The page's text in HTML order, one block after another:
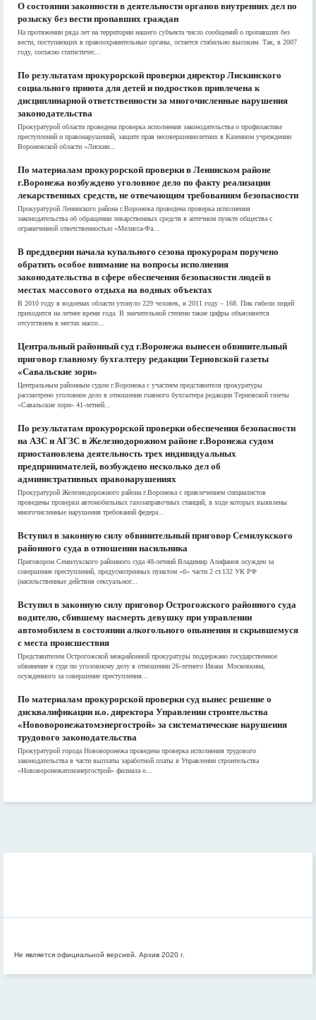
О состоянии законности в деятельности органов внутренних дел по
розыску без вести пропавших граждан
На протяжении ряда лет на территории нашего субъекта число сообщений о пропавших без
вести, поступающих в правоохранительные органы, остается стабильно высоким. Так, в 2007
году, согласно статистичес...
По результатам прокурорской проверки директор Лискинского
социального приюта для детей и подростков привлечена к
дисциплинарной ответственности за многочисленные нарушения
законодательства
Прокуратурой области проведена проверка исполнения законодательства о профилактике
преступлений и правонарушений, защите прав несовершеннолетних в Казенном учреждении
Воронежской области «Лискин...
По материалам прокурорской проверки в Ленинском районе
г.Воронежа возбуждено уголовное дело по факту реализации
лекарственных средств, не отвечающим требованиям безопасности
Прокуратурой Ленинского района г.Воронежа проведена проверка исполнения
законодательства об обращении лекарственных средств в аптечном пункте общества с
ограниченной ответственностью «Мелисса-Фа...
В преддверии начала купального сезона прокурорам поручено
обратить особое внимание на вопросы исполнения
законодательства в сфере обеспечения безопасности людей в
местах массового отдыха на водных объектах
В 2010 году в водоемах области утонуло 229 человек, в 2011 году – 168. Пик гибели людей
приходится на летнее время года. В значительной степени такие цифры объясняются
отсутствием в местах массо...
Центральный районный суд г.Воронежа вынесен обвинительный
приговор главному бухгалтеру редакции Терновской газеты
«Савальские зори»
Центральным районным судом г.Воронежа с участием представителя прокуратуры
рассмотрено уголовное дело в отношении главного бухгалтера редакции Терновской газеты
«Савальские зори» 41-летней...
По результатам прокурорской проверки обеспечения безопасности
на АЗС и АГЗС в Железнодорожном районе г.Воронежа судом
приостановлена деятельность трех индивидуальных
предпринимателей, возбуждено несколько дел об
административных правонарушениях
Прокуратурой Железнодорожного района г.Воронежа с привлечением специалистов
проведены проверки автомобильных газозаправочных станций, в ходе которых выявлены
многочисленные нарушения требований федера...
Вступил в законную силу обвинительный приговор Семилукского
районного суда в отношении насильника
Приговором Семилукского районного суда 48-летний Владимир Алифанов осужден за
совершение преступлений, предусмотренных пунктом «б» части 2 ст.132 УК РФ
(насильственные действия сексуальног...
Вступил в законную силу приговор Острогожского районного суда
водителю, сбившему насмерть девушку при управлении
автомобилем в состоянии алкогольного опьянения и скрывшемуся
с места происшествия
Представителем Острогожской межрайонной прокуратуры поддержано государственное
обвинение в суде по уголовному делу в отношении 26-летнего Ивана Московкина,
осужденного за совершение преступления...
По материалам прокурорской проверки суд вынес решение о
дисквалификации и.о. директора Управлении строительства
«Нововоронежатомэнергострой» за систематические нарушения
трудового законодательства
Прокуратурой города Нововоронежа проведена проверка исполнения трудового
законодательства в части выплаты заработной платы в Управлении строительства
«Нововоронежатомэнергострой» филиала о...
Не является официальной версией. Архив 2020 г.